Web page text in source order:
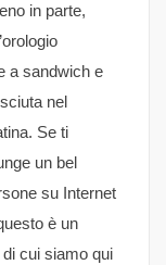
in parte,
a sandwich e
nel
Se ti
un bel
su Internet
è un
cui siamo qui